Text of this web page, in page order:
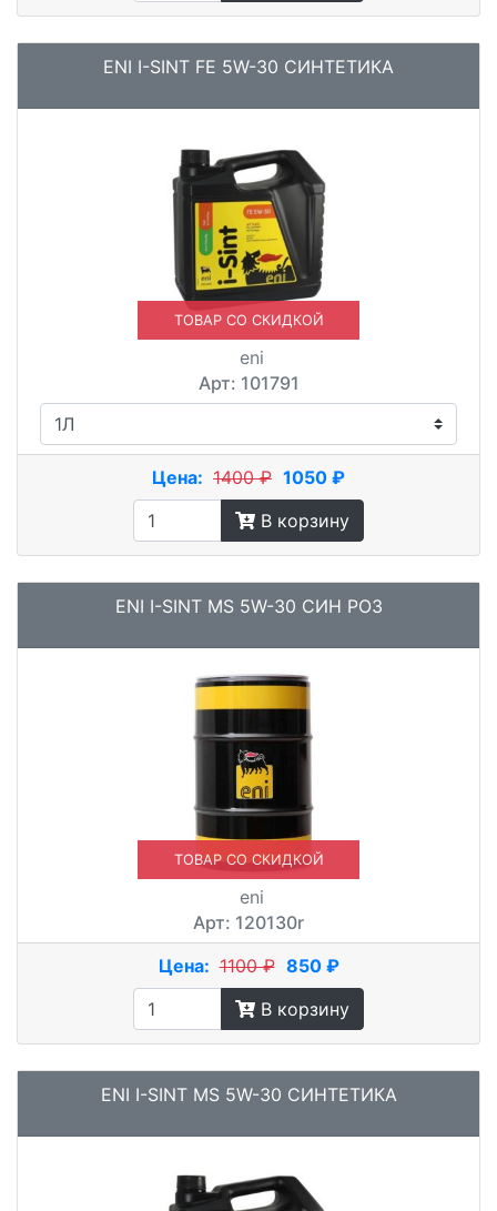
ENI I-SINT FE 5W-30 СИНТЕТИКА
ТОВАР СО СКИДКОЙ
eni
Арт: 101791
Цена: 1400 ₽ 1050 ₽
В корзину
ENI I-SINT MS 5W-30 СИН РОЗ
ТОВАР СО СКИДКОЙ
eni
Арт: 120130r
Цена: 1100 ₽ 850 ₽
В корзину
ENI I-SINT MS 5W-30 СИНТЕТИКА